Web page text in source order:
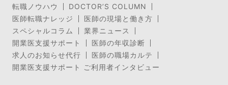
転職ノウハウ
DOCTOR’S COLUMN
医師転職ナレッジ
医師の現場と働き方
スペシャルコラム
業界ニュース
開業医支援サポート
医師の年収診断
求人のお知らせ代行
医師の職場カルテ
開業医支援サポート ご利用者インタビュー